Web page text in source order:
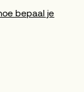
bepaal je